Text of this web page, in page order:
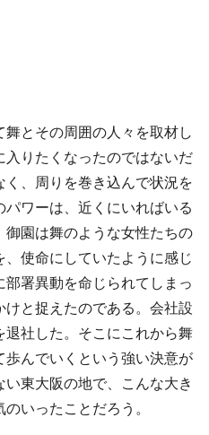
とその周囲の人々を取材し
りたくなったのではないだ
、周りを巻き込んで状況を
ワーは、近くにいればいる
園は舞のような女性たちの
使命にしていたように感じ
署異動を命じられてしまっ
と捉えたのである。会社設
社した。そこにこれから舞
んでいくという強い決意が
東大阪の地で、こんな大き
いったことだろう。